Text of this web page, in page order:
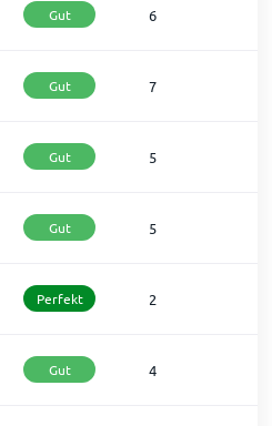
Gut 6
Gut 7
Gut 5
Gut 5
Perfekt 2
Gut 4